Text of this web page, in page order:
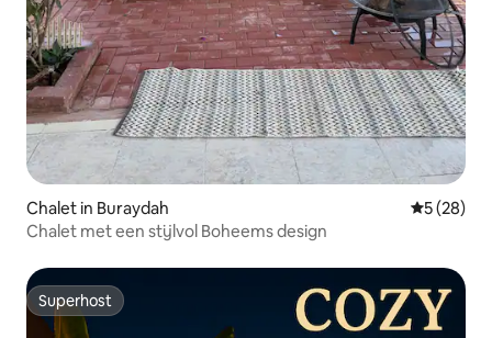
Chalet in Buraydah
5 (28)
Chalet met een stijlvol Boheems design
Superhost
Superhost